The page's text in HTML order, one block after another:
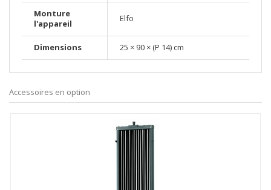
Monture
l'appareil
Elfo
Dimensions 25 × 90 × (P 14) cm
Accessoires en option